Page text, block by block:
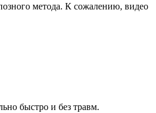
метода. К сожалению, видео
быстро и без травм.